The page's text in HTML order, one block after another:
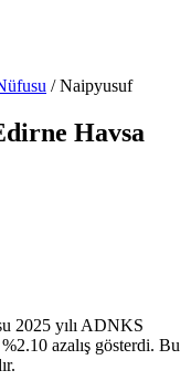
/Naipyusuf
Havsa
2025 yılı ADNKS
azalış gösterdi. Bu